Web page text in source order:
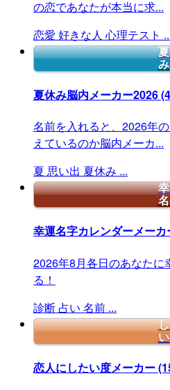
の恋であなたが本当に求...
恋愛 好きな人 心理テスト
夏休み脳内メーカー2026
名前を入れると、2026年
えているのか脳内メーカ...
夏 思い出 夏休み ...
幸運名字カレンダーメー
2026年8月各日のあなた
る！
診断 占い 名前 ...
恋人にしたい度メーカー